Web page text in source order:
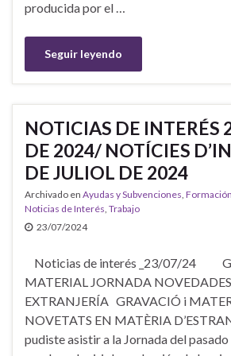
producida por el …
Seguir leyendo
NOTICIAS DE INTERÉS
DE 2024/ NOTÍCIES
DE JULIOL DE 2024
Archivado en Ayudas y Subvenciones Formación
Noticias de Interés Trabajo
23/07/2024
Noticias de interés _23/07/24
MATERIAL JORNADA
EXTRANJERÍA GRAVACIÓ i
NOVETATS EN MATÈRIA
pudiste asistir a la Jornada del pasado